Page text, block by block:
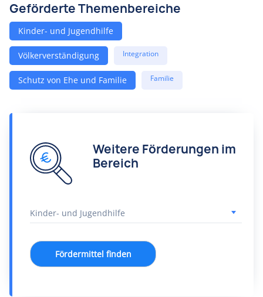
Geförderte Themenbereiche
Kinder- und Jugendhilfe
Völkerverständigung Integration
Schutz von Ehe und Familie Familie
Weitere Förderungen im
Bereich
Fördermittel finden